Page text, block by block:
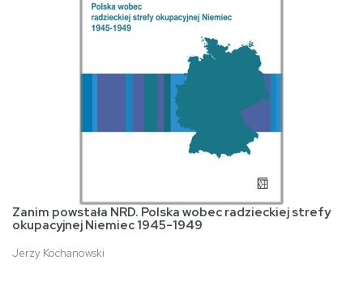
Zanim powstała NRD. Polska wobec radzieckiej strefy
okupacyjnej Niemiec 1945-1949
Jerzy Kochanowski